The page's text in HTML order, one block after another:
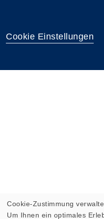
Cookie Einstellungen
Cookie-Zustimmung
Um Ihnen ein optimales